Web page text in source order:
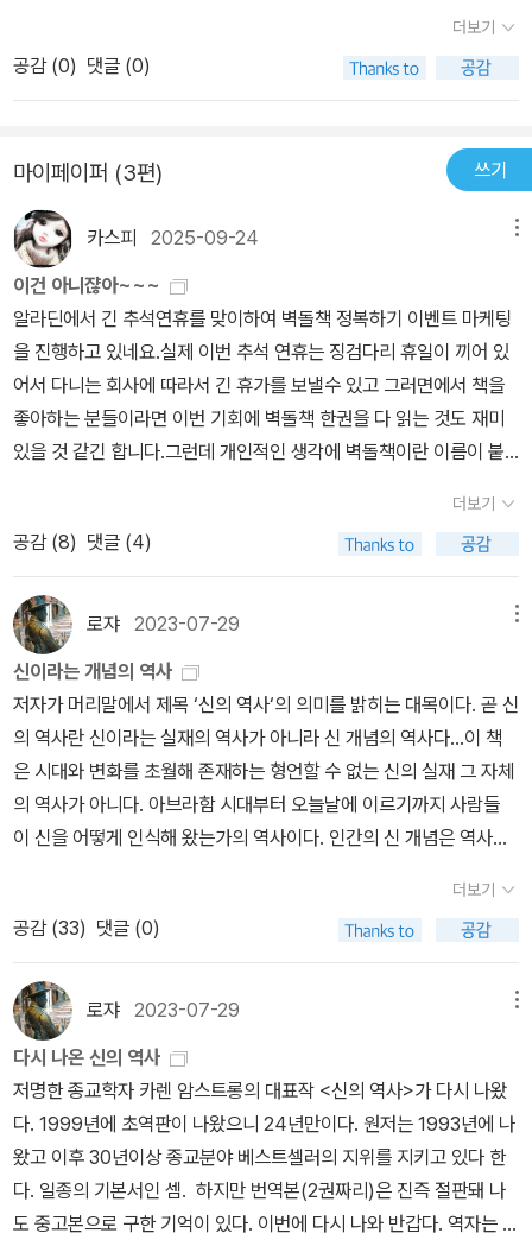
움과 욕망의 투영일 수 있기 때문이다. 우리는 신이 우리가 사랑하는
것을 사랑하고 우리가 미워하는 것을 미워하며, 편견을 부정하기보다
용인한다고 추정하곤 한다. 신이 재앙을 막지 못하거나 오히려 비극
난이 신의 뜻이라는 손쉬운 믿음은 근본적으로 용납할 수 없는 것까
악은 어떻게 설명할 수 있는가? 선한 신과 전쟁의 신 전지전능한 신
이 모든 것을 창조하고 주관한다면 이 세상에 악은 왜 있는 것일까?
신이 악의 창조자라면 선하다 말할 수 있을까? 인간에게 선하고 너그
러운 행동을 요구하는 신과 종교적 갈등과 폭력의 단초가 되는 신이
어떻게 같을 수 있을까? 암스트롱은 삶에 만연한 고통과 불행의 문제
는 언제나 종교의 중요한 주제였다고 강조하며, ‘악’을 이해하려는 뛰
어난 사유들에 주목한다. 아우구스티누스는 신이 최초의 인간인 아담
의 죄(원죄) 때문에 모든 인류에게 영원한 저주를 내렸고, 이로 인해
인간은 늘 악의 수렁 속에서 신음할 수밖에 없다고 믿었다. 기독교 내
에서 수많은 추종자를 거느린 마르키온은 선한 신과 악한 신을 통합
대 신비주의자들은 독특하게도 ‘악’의 탄생 신화를 통해 인간의 불안
한 심리 상태를 사유하고자 했다. 선한 신이 어떻게 이처럼 명백하게
악과 고통으로 가득한 세상을 창조했을 수 있는가? 또한 마르키온은
정의를 행한다는 열정으로 민족 전체를 살육하는 잔인하고 광포한 신
이 등장하는 유대교 경전을 읽으며 경악했다. 이 유대인의 신, 곧 “전
쟁을 즐기고, 태도가 일관되지 않고, 자가당착적인” 신이야말로 이 악
한 세상을 만든 신이라고 마르키온은 결론지었다. _ 3장 이방인을 위
한 빛, 190쪽 아우구스티누스의 후기 저작에도 깊은 슬픔이 가득했
지대한 영향을 끼쳤고, 그의 원죄 교리는 이후 서구인의 세계관에서
핵심이 되었다. 아우구스티누스는 신이 아담의 죄 때문에 모든 인류
에게 영원한 저주를 내렸다고 믿었다. _ 4장 기독교의 신, 236쪽 믿
음을 향한 두 갈래의 길 이성의 신과 신비의 신 인간은 어떻게 신을 발
견할 수 있는가? 암스트롱은 수천 년 종교의 역사에서 전통적으로 믿
음을 향한 두 갈래의 길이 있었음을 보여준다. 하나는 고대 그리스 철
학으로부터 이어진 합리주의 전통으로 이성을 통해 신의 뜻을 해석하
려는 방식이고, 다른 하나는 자기 내면을 탐구해 신성한 힘을 체험하
려는 신비주의적 전통이다. 이븐 시나(아비센나), 마이모니데스, 아퀴
나스, 데카르트는 신이 인간에게 내려준 선물 같은 ‘이성’을 통해 신
존재를 합리적으로 증명하려 했다. 그러나 유대 신비주의 문헌인 《조
나 다양한 분파를 들여다보고 싶은 생각은 없지만 때때로 그 열정과
공고한 신뢰가 어디에서 시작됐는지, 그러한 삶은 그렇지 않은 삶과
기독교, 이슬람의 신 뿐만 아니라 철학자, 신비주의자, 종교개혁가의
신은 어떻게 다른지 설명하는 카렌 암스트롱의 목소리는 차분하다.
하나의 관점으로 신을 해석하거나 분석하는 대신 객관적 사실과 역사
적 과정을 살피는 데 그쳐 객관적 거리두기에 성공한 듯하다. 아주 먼
옛날, 수천 년 전의 기록을 검토하고 예수와 무함마드를 대하는 태도
삼위일체의 해석 문제 등 유대교와 기독교 이슬람의 뿌리와 차이를
확인하는 동안 인류가 걸어온 종교의 역사를 정리할 수 있다. 계몽주
의 시대 인간 이성은 과학의 발전으로 인해 합리주의 탄생의 바탕을
이룬다. 논리적 설명이 불가능하거나 합리적 근거가 불가능한 신이
지배하는 세계에 균열이 발생하는 건 자연스러운 문명발달의 과정이
이 많다. 시대를 앞선 자들의 삶은 괴로웠고 용기 있는 발언은 종교 재
판에 회부되어 실존적 죽음을 맞이했다. 그들의 발언 내용이나 철학
적 사유가 여전히 많은 사람들에게 영향을 미치고 있으나 종교가 사
라지거나 신이 죽었다는 사실을 인정하는 사람은 그리 많아 보이지
않는다. 기독교, 이슬람 모두 유일신, 즉 우상 숭배 금지로부터 모든
갈등이 배태되었다. 아랍 민족의 문화적 전통을 부정하는 쿠란의 급
진적 구절로부터 피비린내 나는 전쟁과 살육이 시작되었다. 이슬람은
삼위일체와 성육신 교리조차 부정하는 극단적 유일성의 개념에 집착
한다. 그럼에도 불구하고 이슬람 제국에서 완전한 종교적 자유가 가
능했다. 종교적 배타성으로 인한 인류 역사의 고통과 눈물은 열거할
필요가 없을 정도로 잔혹했다. 종교 전쟁과 마녀 사냥 뿐만 아니라 일
상에서 벌어지는 편견과 갈등을 다룬 숱한 기록과 고민들은 여전히
난망한 문제다. 힌두교와 불교를 다루기는 하지만 저자는 주로 세 종
창조과학이라는 용어가 낯설지 않을 만큼 종교도 발전과 진화를 거듭
한다. 나름의 설득력을 위한 노력은 종교 본래의 목적에서 벗어나기
도 하지만 대체로 현실적 삶을 위한 인간의 정신적 보호 장비로 애용
된다. 무엇을 믿는 어디를 바라보든 자유지만 신의 미래는 생각보다
밝아 보이지 않는다. 카렌 암스트롱은 이 책의 마지막 장에서 신의 미
래를 신의 죽음과 인간의 해방으로만 설명하지 않는다. 틸리히의 ‘신
위의 신’, 화이트헤드의 ‘위대한 동반자’ 개념을 논하지만 우리가 믿어
온 신에 대한 부정이나 새로운 신을 위한 희망이 아니다. 신의 존재 유
‘신‘이라는 것이 현대인에게 어떤 새로운 의미를 줄 것인가 생각하게
한다.- 중요한 문제는 ‘신이 존재하는가 아닌가, 인간이 참으로 신을
믿는가 아닌가‘가 아니라 신 개념이 없을 때 빚어지는 인간 삶의 의미
릿한 정도에 그치지만 과학적인 해석, 합리적인 생각만이 정당성을
가지는 것이 아니구나 느낀다.
더보기
공감 (0) 댓글 (0)
마이페이퍼 (3편) 쓰기
카스피 2025-09-24
이건 아니쟎아~~~
알라딘에서 긴 추석연휴를 맞이하여 벽돌책 정복하기 이벤트 마케팅
을 진행하고 있네요.실제 이번 추석 연휴는 징검다리 휴일이 끼어 있
어서 다니는 회사에 따라서 긴 휴가를 보낼수 있고 그러면에서 책을
좋아하는 분들이라면 이번 기회에 벽돌책 한권을 다 읽는 것도 재미
있을 것 같긴 합니다.그런데 개인적인 생각에 벽돌책이란 이름이 붙
실제 알라딘에서 추천하는 책들은 이런 책이 좀 드문것 같습니다.알
라딘에서 추천한 교양충전 벽돌책 같은 경우에도 벽돌책이라고 하지
만 ~보통은 7~8백페이지 정도의 책들인데 사실 교양서적에서 이 정
도 두께면 솔직히 좀 두껍긴 합니다.하지만 개인적으로 정말 벽돌 두
께의 베개대용의 책들은 얼마 없는것 같아서 좀 아쉽긴 하네요.알라
딘 추천 책중에 개인적인 생각에 이 정도(천페이지 내외의 책들임)는
되어야 알라딘에서 말하는 벽돌책이 정의에 부합하지 않을까 싶어요.
사실 교양서적으로 천페이지에 육박하는 단행본은 솔직히 긴 연휴기
간이라도 다 읽는다는 것은 좀 버겁단 생각이 듭니다.그래선지 알라
딘에서는 시간순삭 벽돌책이라고 또 추천을 하는데 이건 소설책 위주
로 추천하고 있지만 약간은 꼼수 같아요.실제 작게는 두권부터 크게
는 17권의 세트(퇴마록 소장판) 책을 벽돌책이라고 부르면서 마케팅
을 진행하고 있는데 솔직히 이건 좀 억지 마케팅이란 생각이 들긴 합
면 솔직히 교양서적은 좀 버겁고 장르 문학 두 작품 정도는 읽을 수 있
지 않을까 생각됩니다.한권은 과학소설이고 나머지 한권은 범죄 문제
를 다룬 논 픽션인데 제 취향에 맞아서 만일 읽게 된다면 추석연휴에
독파할 수 있을 것 같네요.알라디너 여러분들은 어떤 벽돌책을 독파
하실수 있을지 궁금해 집니다.by caspi
더보기
공감 (8) 댓글 (4)
로쟈 2023-07-29
신이라는 개념의 역사
저자가 머리말에서 제목 ‘신의 역사‘의 의미를 밝히는 대목이다. 곧 신
의 역사란 신이라는 실재의 역사가 아니라 신 개념의 역사다...이 책
은 시대와 변화를 초월해 존재하는 형언할 수 없는 신의 실재 그 자체
의 역사가 아니다. 아브라함 시대부터 오늘날에 이르기까지 사람들
이 신을 어떻게 인식해 왔는가의 역사이다. 인간의 신 개념은 역사
상 조금씩 다른 의미였기 때문이다. 어느 한 시대 한 집단에 의해 형성
된 신 개념은 다른 시대 다른 사람들에게는 무의미할 수 있다. '나는신
을 믿는다'는 명제는 그 자체로는 아무런 객관적인 의미가 없고, 다
른 일반 명제들처럼 오직 특정 집단에 의해 선포될 때 그 맥락 안에서
어떤 의미를 띠게 된다. 따라서 ‘신‘이라는 말에는 변하지 않는 단 하
나의 개념이 담겨 있는 것이 아니라 서로 모순되고 심지어 상충하기
까지 하는 의미들이 총체적으로 포함되어 있다고 할 수 있다. - P24
더보기
공감 (33) 댓글 (0)
로쟈 2023-07-29
다시 나온 신의 역사
저명한 종교학자 카렌 암스트롱의 대표작 <신의 역사>가 다시 나왔
다. 1999년에 초역판이 나왔으니 24년만이다. 원저는 1993년에 나
왔고 이후 30년이상 종교분야 베스트셀러의 지위를 지키고 있다 한
다. 일종의 기본서인 셈. 하지만 번역본(2권짜리)은 진즉 절판돼 나
도 중고본으로 구한 기억이 있다. 이번에 다시 나와 반갑다. 역자는 같